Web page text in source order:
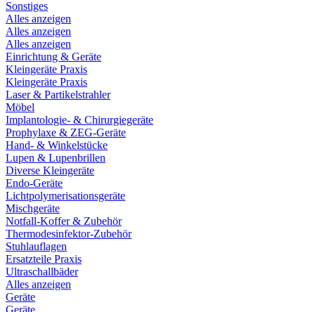
Sonstiges
Alles anzeigen
Alles anzeigen
Alles anzeigen
Einrichtung & Geräte
Kleingeräte Praxis
Kleingeräte Praxis
Laser & Partikelstrahler
Möbel
Implantologie- & Chirurgiegeräte
Prophylaxe & ZEG-Geräte
Hand- & Winkelstücke
Lupen & Lupenbrillen
Diverse Kleingeräte
Endo-Geräte
Lichtpolymerisationsgeräte
Mischgeräte
Notfall-Koffer & Zubehör
Thermodesinfektor-Zubehör
Stuhlauflagen
Ersatzteile Praxis
Ultraschallbäder
Alles anzeigen
Geräte
Geräte